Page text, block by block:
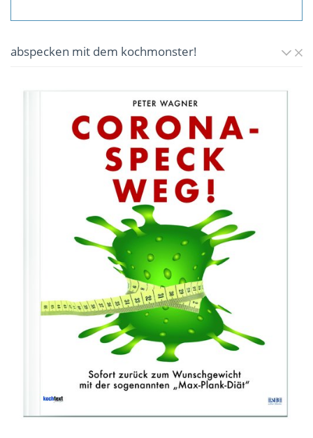
abspecken mit dem kochmonster!